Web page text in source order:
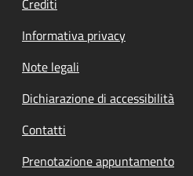
Informativa privacy
Note legali
Dichiarazione di accessibilità
Contatti
Prenotazione appuntamento